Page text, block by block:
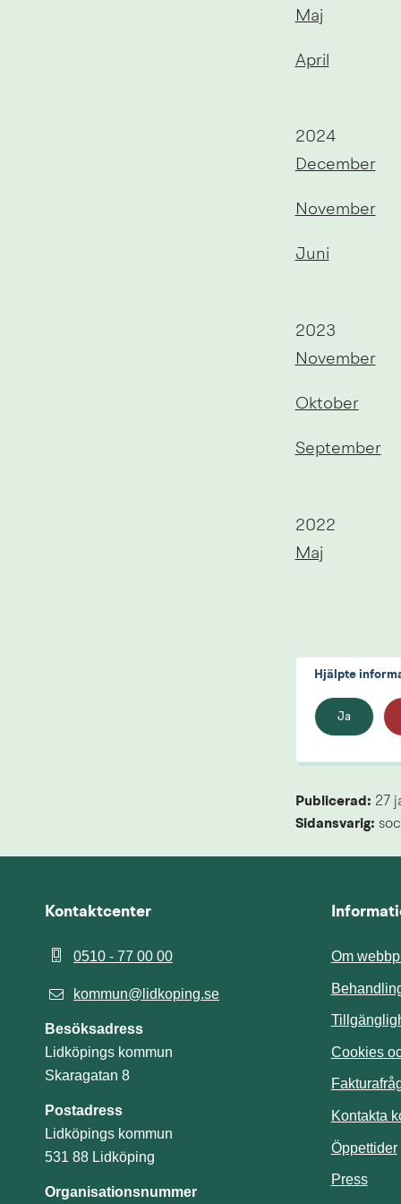
Maj
April
År:
2024
December
November
Juni
År:
2023
November
Oktober
September
År:
2022
Maj
Hjälpte
Ja
Publicerad: 27
Sidansvarig:
Kontaktcenter
0510 - 77 00 00
kommun@lidkoping.se
Besöksadress
Lidköpings kommun
Skaragatan 8
Postadress
Lidköpings kommun
531 88 Lidköping
Organisationsnummer
Om
Cookies
Kontakta
Öppettider
Press